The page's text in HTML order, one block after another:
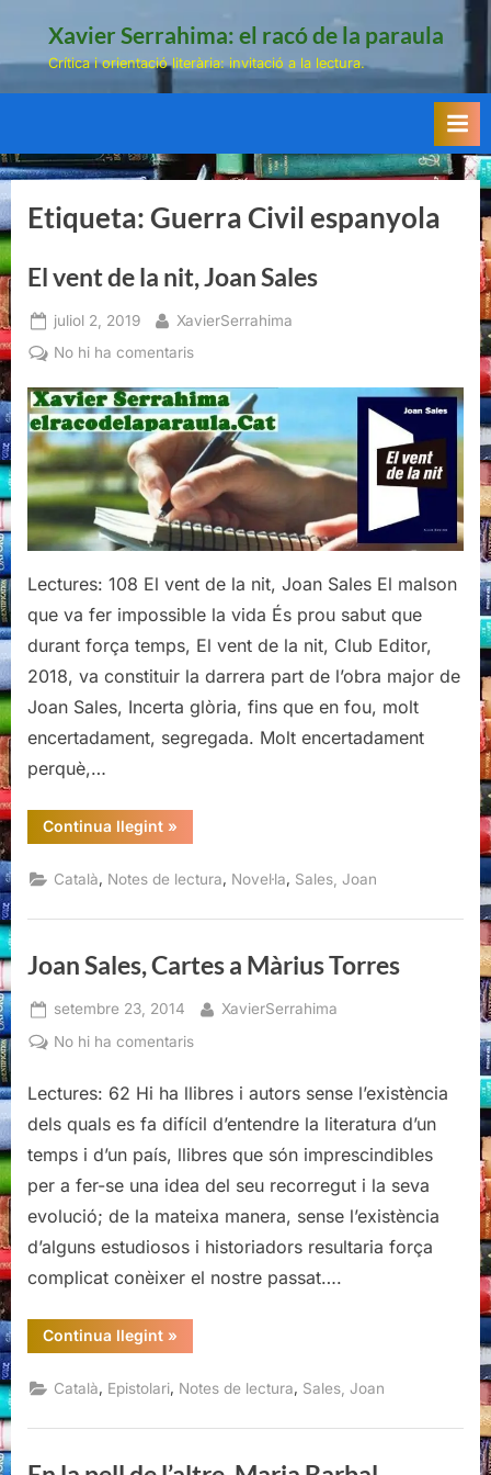
Xavier Serrahima: el racó de la paraula
Crítica i orientació literària: invitació a la lectura.
Etiqueta:Guerra Civil espanyola
El vent de la nit, Joan Sales
Posted
on
juliol 2, 2019 By
XavierSerrahima
No hi ha comentarisa
vent
de
la
nit,
Joan
Sales
Lectures: 108 El vent de la nit, Joan Sales El malson
que va fer impossible la vida És prou sabut que
durant força temps, El vent de la nit, Club Editor,
2018, va constituir la darrera part de l’obra major de
Joan Sales, Incerta glòria, fins que en fou, molt
encertadament, segregada. Molt encertadament
perquè,…
Continua llegint“El
vent
nit,
Sales”
»
Català, Notes de lectura, Novel·la, Sales, Joan
Joan Sales, Cartes a Màrius Torres
Posted
on
setembre 23, 2014 By
XavierSerrahima
No hi ha comentarisa
Sales,
Cartes
Màrius
Torres
Lectures: 62 Hi ha llibres i autors sense l’existència
dels quals es fa difícil d’entendre la literatura d’un
temps i d’un país, llibres que són imprescindibles
per a fer-se una idea del seu recorregut i la seva
evolució; de la mateixa manera, sense l’existència
d’alguns estudiosos i historiadors resultaria força
complicat conèixer el nostre passat….
Continua llegint“Joan
Sales,
a
Màrius
»
Català, Epistolari, Notes de lectura, Sales, Joan